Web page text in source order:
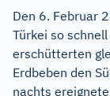
Den 6. Februar
Türkei so
erschütterten
Erdbeben den
nachts